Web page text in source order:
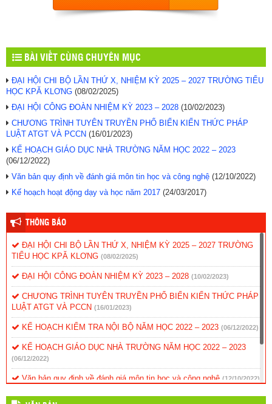
BÀI VIẾT CÙNG CHUYÊN MỤC
ĐẠI HỘI CHI BỘ LẦN THỨ X, NHIỆM KỲ 2025 – 2027 TRƯỜNG TIỂU
HỌC KPĂ KLƠNG (08/02/2025)
ĐẠI HỘI CÔNG ĐOÀN NHIỆM KỲ 2023 – 2028 (10/02/2023)
CHƯƠNG TRÌNH TUYÊN TRUYỀN PHỔ BIẾN KIẾN THỨC PHÁP
LUẬT ATGT VÀ PCCN (16/01/2023)
KẾ HOẠCH GIÁO DỤC NHÀ TRƯỜNG NĂM HỌC 2022 – 2023
(06/12/2022)
Văn bản quy định về đánh giá môn tin học và công nghệ (12/10/2022)
Kế hoạch hoạt động dạy và học năm 2017 (24/03/2017)
THÔNG BÁO
ĐẠI HỘI CHI BỘ LẦN THỨ X, NHIỆM KỲ 2025 – 2027 TRƯỜNG
TIỂU HỌC KPĂ KLƠNG (08/02/2025)
ĐẠI HỘI CÔNG ĐOÀN NHIỆM KỲ 2023 – 2028 (10/02/2023)
CHƯƠNG TRÌNH TUYÊN TRUYỀN PHỔ BIẾN KIẾN THỨC PHÁP
LUẬT ATGT VÀ PCCN (16/01/2023)
KẾ HOẠCH KIỂM TRA NỘI BỘ NĂM HỌC 2022 – 2023 (06/12/2022)
KẾ HOẠCH GIÁO DỤC NHÀ TRƯỜNG NĂM HỌC 2022 – 2023
(06/12/2022)
Văn bản quy định về đánh giá môn tin học và công nghệ (12/10/2022)
Kế hoạch hoạt động dạy và học năm 2017 (24/03/2017)